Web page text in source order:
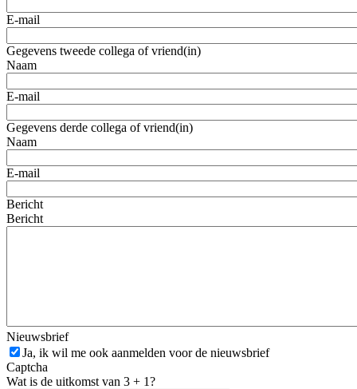
E-mail
Gegevens tweede collega of vriend(in)
Naam
E-mail
Gegevens derde collega of vriend(in)
Naam
E-mail
Bericht
Bericht
Nieuwsbrief
Ja, ik wil me ook aanmelden voor de nieuwsbrief
Captcha
Wat is de uitkomst van 3 + 1?